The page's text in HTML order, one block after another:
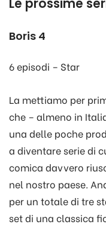
Le prossime
Boris 4
6 episodi – Star
La mettiamo per
che – almeno in
una delle poche
a diventare serie di
comica davvero
nel nostro paese.
per un totale di tre
set di una classica